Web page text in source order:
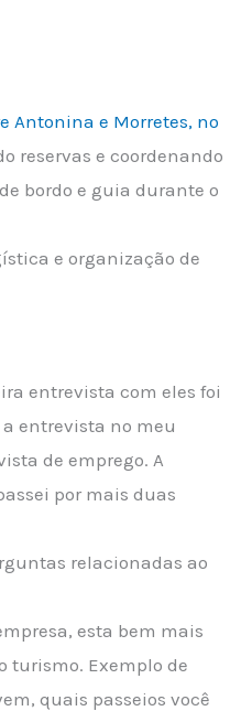
Antonina e Morretes, no
reservas e coordenando
bordo e guia durante o
e organização de
entrevista com eles foi
entrevista no meu
de emprego. A
por mais duas
relacionadas ao
esta bem mais
turismo. Exemplo de
quais passeios você